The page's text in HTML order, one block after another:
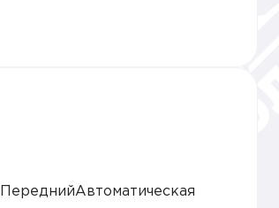
ПереднийАвтоматическая